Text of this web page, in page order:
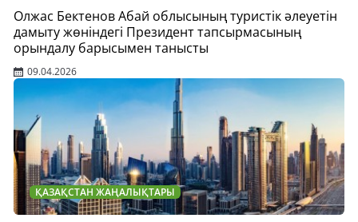
Олжас Бектенов Абай облысының туристік әлеуетін
дамыту жөніндегі Президент тапсырмасының
орындалу барысымен танысты
09.04.2026
ҚАЗАҚСТАН ЖАҢАЛЫҚТАРЫ